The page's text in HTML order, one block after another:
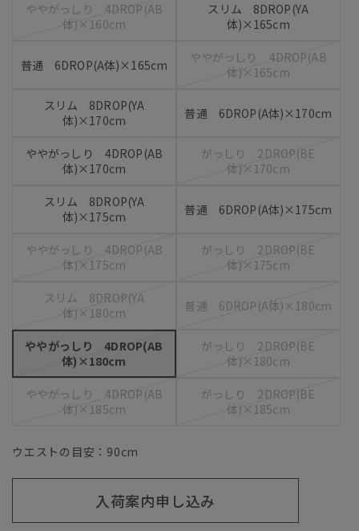
ややがっしり 4DROP(AB
体)×160cm
スリム 8DROP(YA
体)×165cm
普通 6DROP(A体)×165cm
ややがっしり 4DROP(AB
体)×165cm
スリム 8DROP(YA
体)×170cm
普通 6DROP(A体)×170cm
ややがっしり 4DROP(AB
体)×170cm
がっしり 2DROP(BE
体)×170cm
スリム 8DROP(YA
体)×175cm
普通 6DROP(A体)×175cm
ややがっしり 4DROP(AB
体)×175cm
がっしり 2DROP(BE
体)×175cm
スリム 8DROP(YA
体)×180cm
普通 6DROP(A体)×180cm
ややがっしり 4DROP(AB
体)×180cm
がっしり 2DROP(BE
体)×180cm
ややがっしり 4DROP(AB
体)×185cm
がっしり 2DROP(BE
体)×185cm
ウエストの目安： 90cm
入荷案内申し込み